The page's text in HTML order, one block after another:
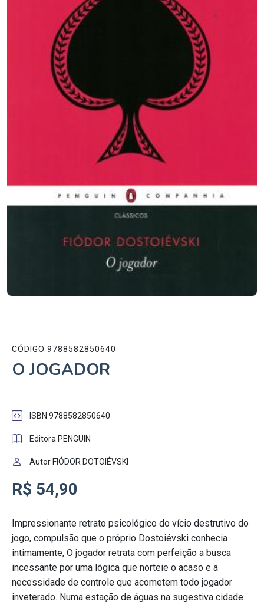
CÓDIGO 9788582850640
O JOGADOR
ISBN 9788582850640
Editora PENGUIN
Autor FIÓDOR DOTOIÉVSKI
R$ 54,90
Impressionante retrato psicológico do vício destrutivo do
jogo, compulsão que o próprio Dostoiévski conhecia
intimamente, O jogador retrata com perfeição a busca
incessante por uma lógica que norteie o acaso e a
necessidade de controle que acometem todo jogador
inveterado. Numa estação de águas na sugestiva cidade